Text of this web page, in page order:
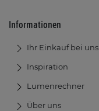
Informationen
Ihr Einkauf bei uns
Inspiration
Lumenrechner
Über uns